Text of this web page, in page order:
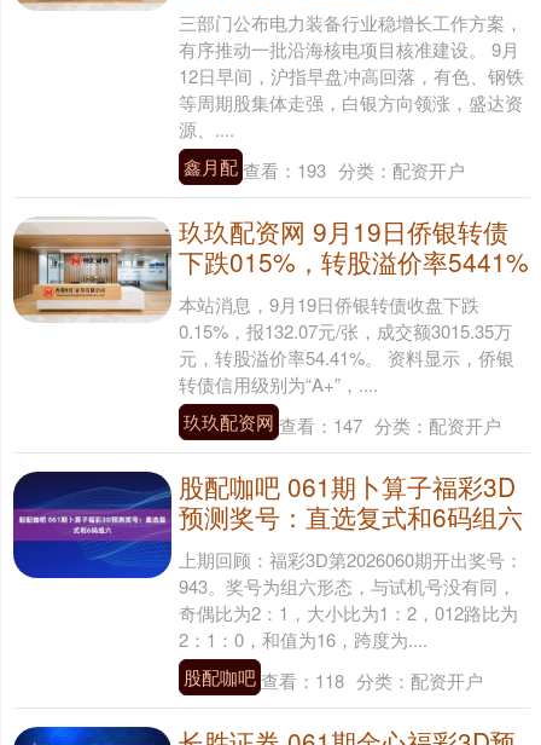
三部门公布电力装备行业稳增长工作方案，
有序推动一批沿海核电项目核准建设。 9月
12日早间，沪指早盘冲高回落，有色、钢铁
等周期股集体走强，白银方向领涨，盛达资
源、....
鑫月配查看： 193 分类： 配资开户
玖玖配资网 9月19日侨银转债
下跌015%，转股溢价率5441%
本站消息，9月19日侨银转债收盘下跌
0.15%，报132.07元/张，成交额3015.35万
元，转股溢价率54.41%。 资料显示，侨银
转债信用级别为“A+”，....
玖玖配资网 查看： 147 分类： 配资开户
股配咖吧 061期卜算子福彩3D
预测奖号：直选复式和6码组六
上期回顾：福彩3D第2026060期开出奖号：
943。奖号为组六形态，与试机号没有同，
奇偶比为2：1，大小比为1：2，012路比为
2：1：0，和值为16，跨度为....
股配咖吧查看： 118 分类： 配资开户